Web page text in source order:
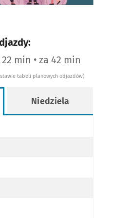
min • za 42 min
tabeli planowych odjazdów)
Niedziela